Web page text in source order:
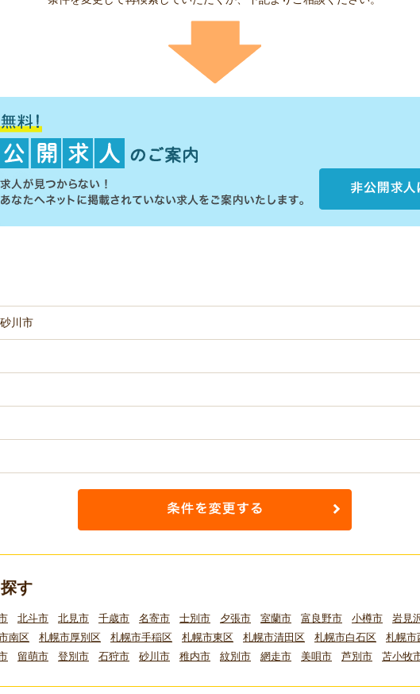
川市
す
北斗市 北見市 千歳市 名寄市 士別市 夕張市 室蘭市 富良野市 小樽市 岩見
南区 札幌市厚別区 札幌市手稲区 札幌市東区 札幌市清田区 札幌市白石区 札幌市
留萌市 登別市 石狩市 砂川市 稚内市 紋別市 網走市 美唄市 芦別市 苫小牧